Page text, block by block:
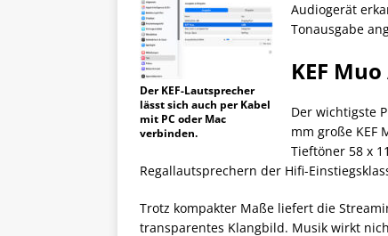
Der KEF-Lautsprecher
lässt sich auch per Kabel
mit PC oder Mac
verbinden.
Audiogerät
Tonausgabe
KEF
Der wichtigste
mm große KEF
Tieftöner 58 x
Regallautsprechern der Hifi-
Trotz kompakter Maße liefert die
transparentes Klangbild. Musik wirkt